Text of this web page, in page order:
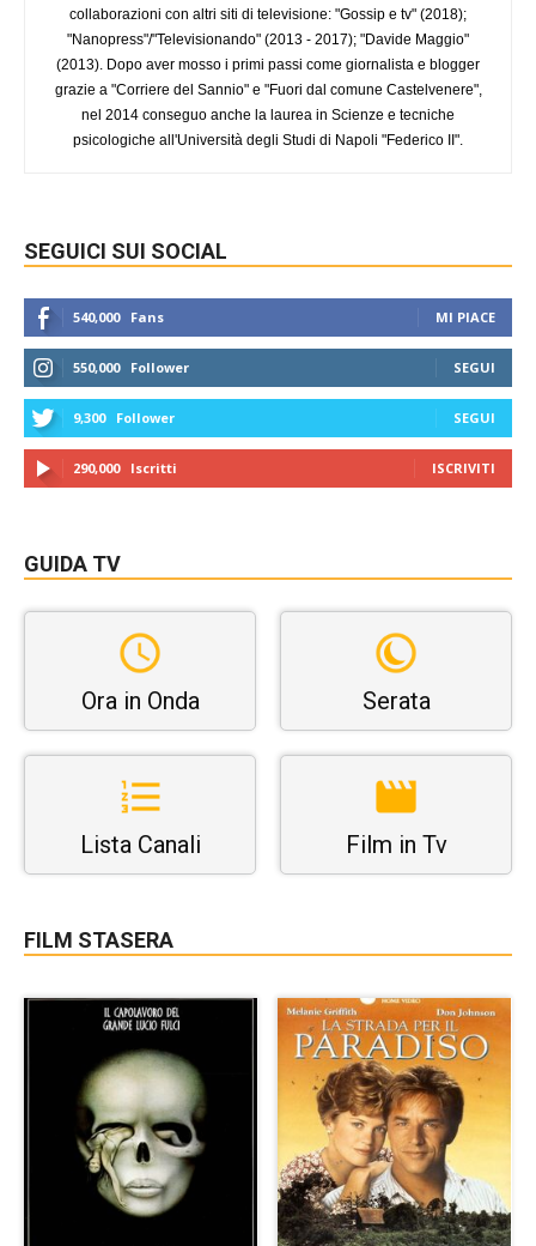
collaborazioni con altri siti di televisione: "Gossip e tv" (2018);
"Nanopress"/"Televisionando" (2013 - 2017); "Davide Maggio"
(2013). Dopo aver mosso i primi passi come giornalista e blogger
grazie a "Corriere del Sannio" e "Fuori dal comune Castelvenere",
nel 2014 conseguo anche la laurea in Scienze e tecniche
psicologiche all'Università degli Studi di Napoli "Federico II".
SEGUICI SUI SOCIAL
540,000 Fans MI PIACE
550,000 Follower SEGUI
9,300 Follower SEGUI
290,000 Iscritti ISCRIVITI
GUIDA TV
Ora in Onda Serata
Lista Canali Film in Tv
FILM STASERA